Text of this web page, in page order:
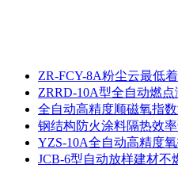
ZR-FCY-8A粉尘云最低
ZRRD-10A型全自动燃点
全自动高精度顺磁氧指
钢结构防火涂料隔热效
YZS-10A全自动高精度
JCB-6型自动放样建材不